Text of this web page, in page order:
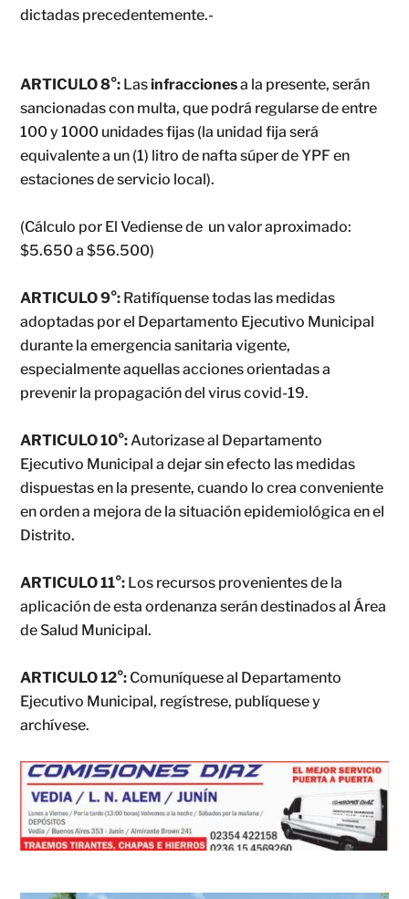
dictadas precedentemente.-
ARTICULO 8°: Lasinfraccionesa la presente, serán
sancionadas con multa, que podrá regularse de entre
100 y 1000 unidades fijas (la unidad fija será
equivalente a un (1) litro de nafta súper de YPF en
estaciones de servicio local).
(Cálculo por El Vediense de un valor aproximado:
$5.650 a $56.500)
ARTICULO 9°: Ratifíquense todas las medidas
adoptadas por el Departamento Ejecutivo Municipal
durante la emergencia sanitaria vigente,
especialmente aquellas acciones orientadas a
prevenir la propagación del virus covid-19.
ARTICULO 10°:Autorizase al Departamento
Ejecutivo Municipal a dejar sin efecto las medidas
dispuestas en la presente, cuando lo crea conveniente
en orden a mejora de la situación epidemiológica en el
Distrito.
ARTICULO 11°: Los recursos provenientes de la
aplicación de esta ordenanza serán destinados al Área
de Salud Municipal.
ARTICULO 12°: Comuníquese al Departamento
Ejecutivo Municipal, regístrese, publíquese y
archívese.